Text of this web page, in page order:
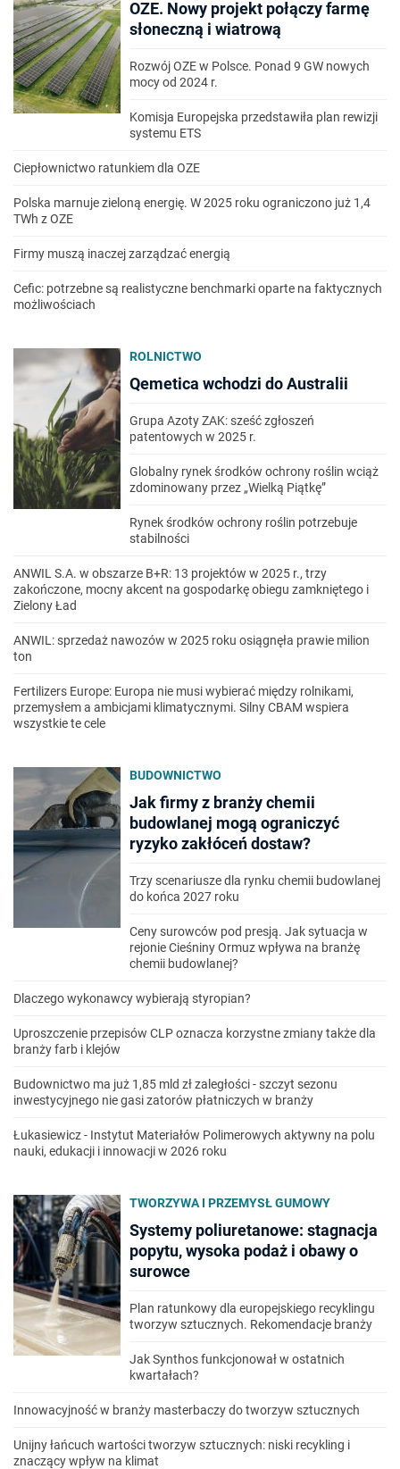
OZE. Nowy projekt połączy farmę
słoneczną i wiatrową
Rozwój OZE w Polsce. Ponad 9 GW nowych
mocy od 2024 r.
Komisja Europejska przedstawiła plan rewizji
systemu ETS
Ciepłownictwo ratunkiem dla OZE
Polska marnuje zieloną energię. W 2025 roku ograniczono już 1,4
TWh z OZE
Firmy muszą inaczej zarządzać energią
Cefic: potrzebne są realistyczne benchmarki oparte na faktycznych
możliwościach
ROLNICTWO
Qemetica wchodzi do Australii
Grupa Azoty ZAK: sześć zgłoszeń
patentowych w 2025 r.
Globalny rynek środków ochrony roślin wciąż
zdominowany przez „Wielką Piątkę”
Rynek środków ochrony roślin potrzebuje
stabilności
ANWIL S.A. w obszarze B+R: 13 projektów w 2025 r., trzy
zakończone, mocny akcent na gospodarkę obiegu zamkniętego i
Zielony Ład
ANWIL: sprzedaż nawozów w 2025 roku osiągnęła prawie milion
ton
Fertilizers Europe: Europa nie musi wybierać między rolnikami,
przemysłem a ambicjami klimatycznymi. Silny CBAM wspiera
wszystkie te cele
BUDOWNICTWO
Jak firmy z branży chemii
budowlanej mogą ograniczyć
ryzyko zakłóceń dostaw?
Trzy scenariusze dla rynku chemii budowlanej
do końca 2027 roku
Ceny surowców pod presją. Jak sytuacja w
rejonie Cieśniny Ormuz wpływa na branżę
chemii budowlanej?
Dlaczego wykonawcy wybierają styropian?
Uproszczenie przepisów CLP oznacza korzystne zmiany także dla
branży farb i klejów
Budownictwo ma już 1,85 mld zł zaległości - szczyt sezonu
inwestycyjnego nie gasi zatorów płatniczych w branży
Łukasiewicz - Instytut Materiałów Polimerowych aktywny na polu
nauki, edukacji i innowacji w 2026 roku
TWORZYWA I PRZEMYSŁ GUMOWY
Systemy poliuretanowe: stagnacja
popytu, wysoka podaż i obawy o
surowce
Plan ratunkowy dla europejskiego recyklingu
tworzyw sztucznych. Rekomendacje branży
Jak Synthos funkcjonował w ostatnich
kwartałach?
Innowacyjność w branży masterbaczy do tworzyw sztucznych
Unijny łańcuch wartości tworzyw sztucznych: niski recykling i
znaczący wpływ na klimat